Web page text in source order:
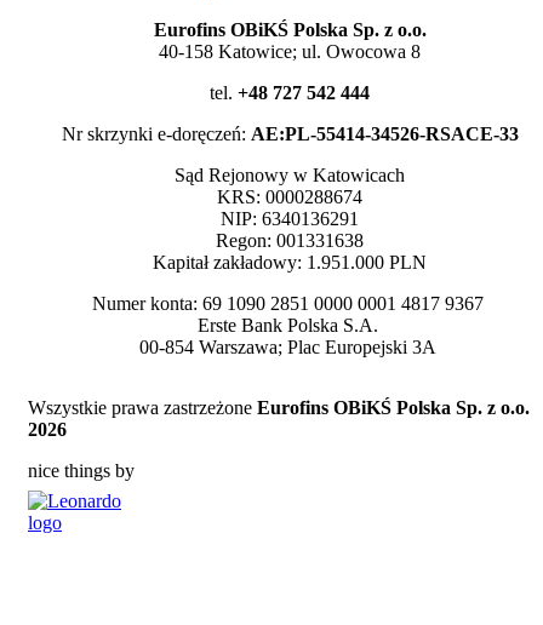
Eurofins OBiKŚ Polska Sp. z o.o.
40-158 Katowice; ul. Owocowa 8
tel. +48 727 542 444
Nr skrzynki e-doręczeń: AE:PL-55414-34526-RSACE-33
Sąd Rejonowy w Katowicach
KRS: 0000288674
NIP: 6340136291
Regon: 001331638
Kapitał zakładowy: 1.951.000 PLN
Numer konta: 69 1090 2851 0000 0001 4817 9367
Erste Bank Polska S.A.
00-854 Warszawa; Plac Europejski 3A
Wszystkie prawa zastrzeżone Eurofins OBiKŚ Polska Sp. z o.o.
2026
nice things by